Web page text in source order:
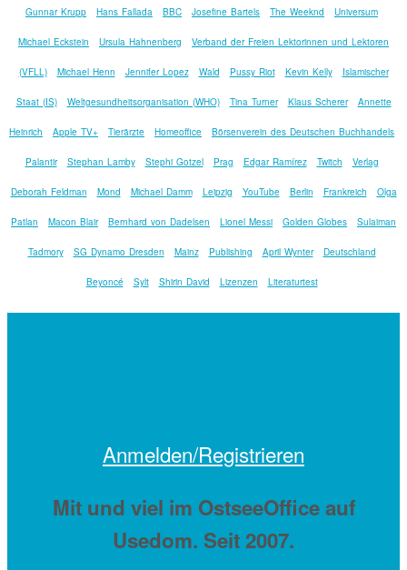
Gunnar Krupp Hans Fallada BBC Josefine Bartels The Weeknd Universum
Michael Eckstein Ursula Hahnenberg Verband der Freien Lektorinnen und Lektoren
(VFLL) Michael Henn Jennifer Lopez Wald Pussy Riot Kevin Kelly Islamischer
Staat (IS) Weltgesundheitsorganisation (WHO) Tina Turner Klaus Scherer Annette
Heinrich Apple TV+ Tierärzte Homeoffice Börsenverein des Deutschen Buchhandels
Palantir Stephan Lamby Stephi Gotzel Prag Edgar Ramírez Twitch Verlag
Deborah Feldman Mond Michael Damm Leipzig YouTube Berlin Frankreich Olga
Patlan Macon Blair Bernhard von Dadelsen Lionel Messi Golden Globes Sulaiman
Tadmory SG Dynamo Dresden Mainz Publishing April Wynter Deutschland
Beyoncé Sylt Shirin David Lizenzen Literaturtest
Anmelden/Registrieren
Mit und viel im OstseeOffice auf
Usedom. Seit 2007.